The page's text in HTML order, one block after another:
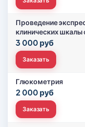
Проведение
клинических шкалы
3 000 руб
Заказать
Глюкометрия
2 000 руб
Заказать